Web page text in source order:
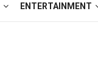
ENTERTAINMENT